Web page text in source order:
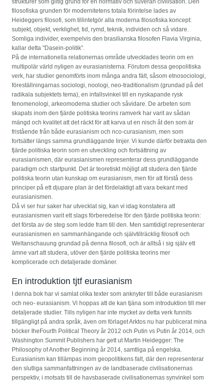
strukturer som giltig grund för en normativ och suverän civilisation. Den
filosofiska grunden för modernitetens totala förintelse lades av
Heideggers filosofi, som tillintetgör alla moderna filosofiska koncept:
subjekt, objekt, verklighet, tid, rymd, teknik, individen och så vidare.
Somliga individer, exempelvis den brasilianska filosofen Flavia Virginia,
kallar detta "Dasein-politik”.
På de internationella relationernas område utvecklades teorin om en
multipolär värld nyligen av eurasianisterna. Förutom dessa geopolitiska
verk, har studier genomförts inom många andra fält, såsom etnosociologi,
föreställningarnas sociologi, noologi, neo-traditionalism (grundad på det
radikala subjektets tema), en infallsvinkel till en nyskapande rysk
fenomenologi, arkeomodema studier och såvidare. De arbeten som
skapats inom den fjärde politiska teorins ramverk har varit av sådan
mängd och kvalitet att det räckt för att karva ut en nisch åt den som är
fristående från både eurasianism och nco-curasianism, men som
fortsätter längs samma grundläggande linjer. Vi kunde därför betrakta den
fjärde politiska teorin som en utveckling och fortsättning av
eurasianismen, där eurasianismen representerar dess grundläggande
paradigm och startpunkt. Det är teoretiskt möjligt att studera den fjärde
politiska teorin utan kunskap om eurasianism, men för att förstå dess
principer på ett djupare plan är det fördelaktigt att vara bekant med
eurasianismen.
Då vi ser hur saker har utvecklat sig, kan vi idag konstatera att
eurasianismen varit ett slags förberedelse för den fjärde politiska teorin:
det första av de steg som ledde fram till den. Men samtidigt representerar
eurasianismen en sammanhängande och självtillräcklig filosofi och
Weltanschauung grundad på denna filosofi, och är alltså i sig själv ett
ämne vart att studera, utöver den fjärde politiska teorins mer
komplicerade och detaljerade domäner.
En introduktion tjtf eurasianism
I denna bok har vi samlat olika texter som anknyter till både eurasianism
och neo- eurasianism. Vi hoppas att de kan tjäna som introduktion till mer
detaljerade studier. Tills nyligen har inte mycket av detta verk funnits
tillgängligt på andra språk, även om förlaget Arktos nu har publicerat mina
böcker IheFourth Political Theory år 2012 och Putin vs Putin år 2014, och
Washington Summit Publishers har gett ut Martin Heidegger: The
Philosophy of Another Beginning år 2014, samtliga på engelska.
Eurasianism kan tillämpas inom geopolitikens falt, där den representerar
den slutliga sammanfattningen av de landbaserade civilisationernas
perspektiv, i motsats till de havsbaserade civilisationernas synvinkel som